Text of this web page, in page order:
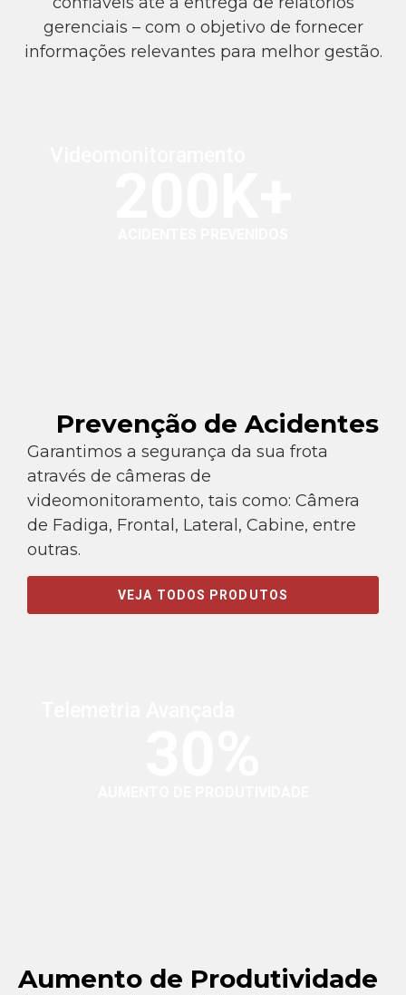
gerenciais – com o objetivo de fornecer
informações relevantes para melhor gestão.
Prevenção de Acidentes
Garantimos a segurança da sua frota
através de câmeras de
videomonitoramento, tais como: Câmera
de Fadiga, Frontal, Lateral, Cabine, entre
outras.
VEJA TODOS PRODUTOS
Aumento de Produtividade